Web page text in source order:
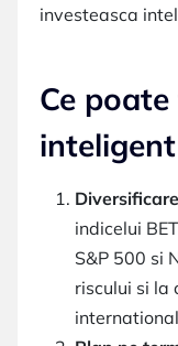
investeasca
Ce
inteligent
indicelui
S&P 500 si
riscului si la